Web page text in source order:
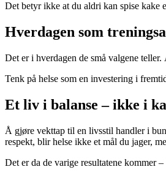
Det betyr ikke at du aldri kan spise kake
Hverdagen som
Det er i hverdagen de små valgene
Tenk på helse som en investering i
Et liv i balanse – ikke i
Å gjøre vekttap til en livsstil handler i
respekt, blir helse ikke et mål du jager,
Det er da de varige resultatene kommer